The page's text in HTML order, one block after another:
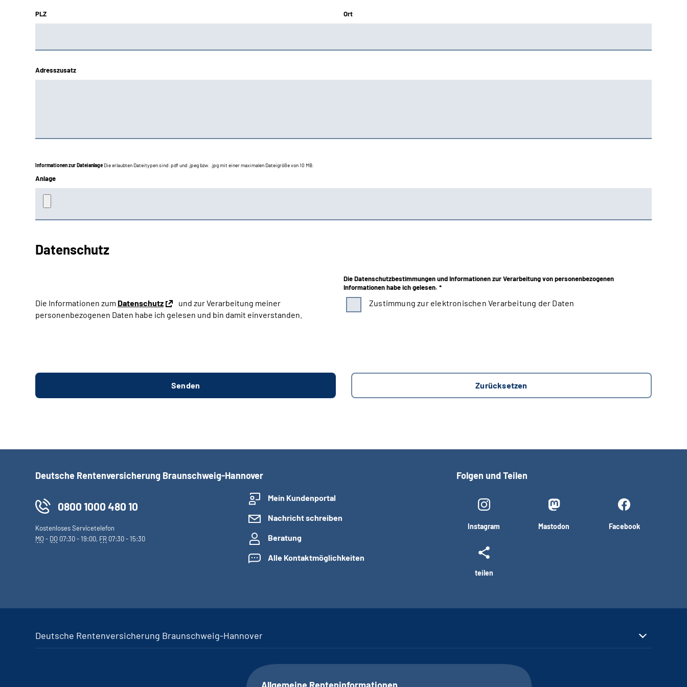
PLZ Ort
Adresszusatz
Informationen zur Dateianlage Die erlaubten Dateitypen sind .pdf und .jpeg bzw. .jpg mit einer maximalen Dateigröße von 10 MB.
Anlage
Datenschutz
Die Informationen zum Datenschutz
und zur Verarbeitung meiner
personenbezogenen Daten habe ich gelesen und bin damit einverstanden.
Die Datenschutzbestimmungen und Informationen zur Verarbeitung von personenbezogenen
Informationen habe ich gelesen. *
Zustimmung zur elektronischen Verarbeitung der Daten
Deutsche Rentenversicherung Braunschweig-Hannover
0800 1000 480 10
Kostenloses Servicetelefon
MO- DO 07:30 - 19:00, FR 07:30 - 15:30
Mein Kundenportal
Nachricht schreiben
Beratung
Alle Kontaktmöglichkeiten
Folgen und Teilen
Instagram Mastodon Facebook
teilen
Deutsche Rentenversicherung Braunschweig-Hannover